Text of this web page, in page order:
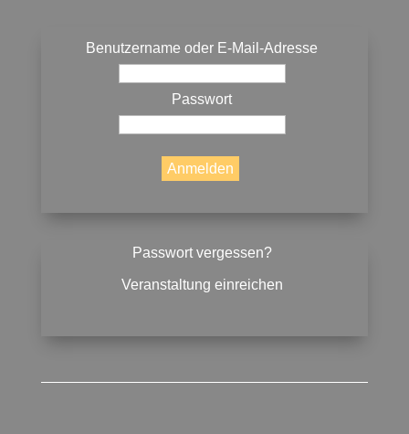
Benutzername oder E-Mail-Adresse
Passwort
Passwort vergessen?
Veranstaltung einreichen